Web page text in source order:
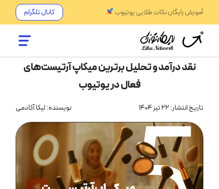
آموزش رایگان نکات طلایی یوتیوب کانال تلگرام
نقد درآمد و تحلیل برترین میکاپ آرتیست‌های
فعال در یوتیوب
تاریخ انتشار: 22 تیر 1404 نویسنده: لیکا آکادمی